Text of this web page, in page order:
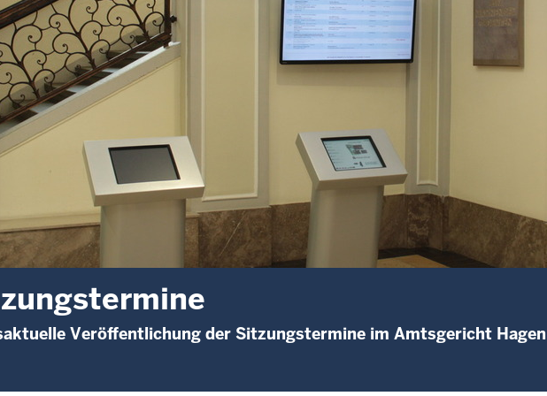
Veröffentlichung der Sitzungstermine im Amtsgericht Hagen